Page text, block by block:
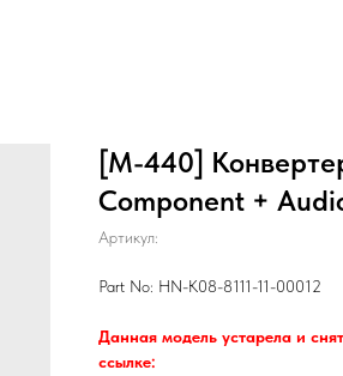
[M-440]
Component +
Артикул:
Part No: HN-K08-8111-11-00012
Данная модель устарела и
ссылке: